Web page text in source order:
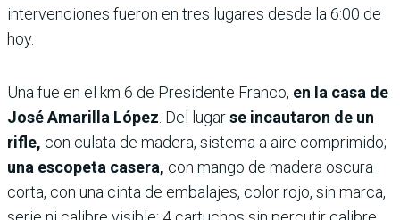
intervenciones fueron en tres lugares desde la 6:00 de
hoy.
Una fue en el km 6 de Presidente Franco, en la casa de
José Amarilla López. Del lugarse incautaron de un
rifle, con culata de madera, sistema a aire comprimido;
una escopeta casera, con mango de madera oscura
corta, con una cinta de embalajes, color rojo, sin marca,